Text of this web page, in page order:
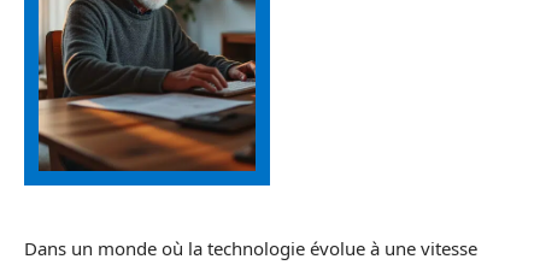
Dans un monde où la technologie évolue à une vitesse